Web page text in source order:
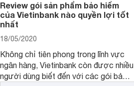
Review gói sản phẩm bảo hiểm
của Vietinbank nào quyền lợi tốt
nhất
18/05/2020
Không chỉ tiên phong trong lĩnh vực
ngân hàng, Vietinbank còn được nhiều
người dùng biết đến với các gói bảo